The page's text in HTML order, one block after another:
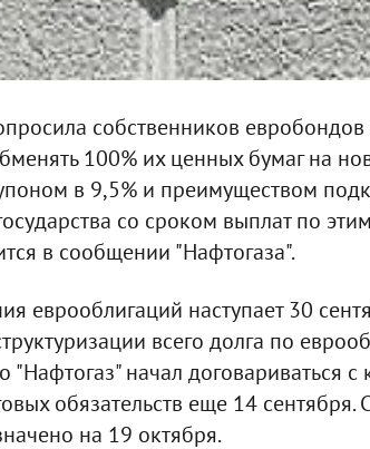
собственников
100% их ценных бумаг на
в 9,5% и преимуществом
со сроком выплат по
в сообщении "Нафтогаза".
еврооблигаций наступает 30
всего долга по
"Нафтогаз" начал договариваться
обязательств еще 14
на 19 октября.